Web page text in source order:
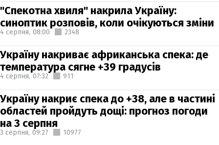
"Спекотна хвиля" накрила Україну:
синоптик розповів, коли очікуються зміни
4 серпня, 08:00 2348
Україну накриває африканська спека: де
температура сягне +39 градусів
4 серпня, 07:32 911
Україну накриє спека до +38, але в частині
областей пройдуть дощі: прогноз погоди
на 3 серпня
3 серпня, 09:27 10977